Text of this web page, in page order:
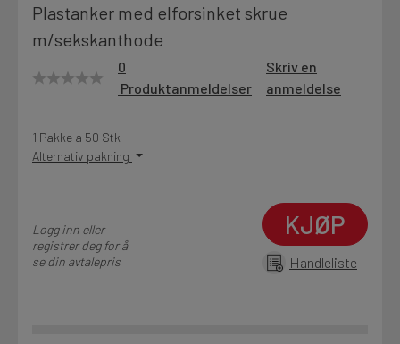
Motek
Kontakt og åpningstider
Fra rådgivning til sporing av ordre
Plastanker med elforsinket skrue
m/sekskanthode
0
Produktanmeldelser
Skriv en
anmeldelse
1 Pakke a 50 Stk
Alternativ pakning
Logg inn eller
registrer deg for å
se din avtalepris
KJØP
Handleliste